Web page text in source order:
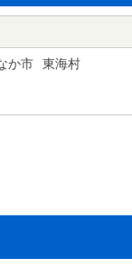
か市
東海村